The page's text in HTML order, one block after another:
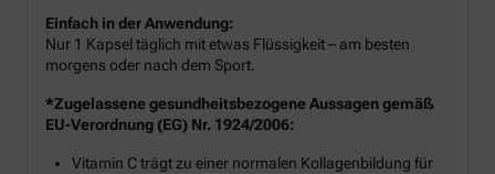
Einfach in der Anwendung:
Nur 1 Kapsel täglich mit etwas Flüssigkeit – am besten
morgens oder nach dem Sport.
*Zugelassene gesundheitsbezogene Aussagen gemäß
EU-Verordnung (EG) Nr. 1924/2006:
Vitamin C trägt zu einer normalen Kollagenbildung für